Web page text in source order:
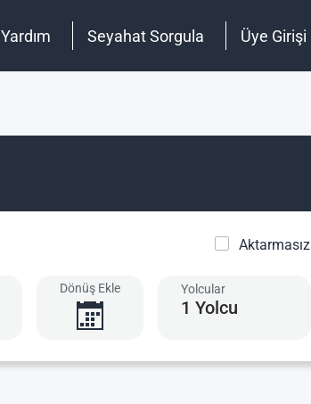
Yardım Seyahat Sorgula Üye Girişi
Aktarmasız
Dönüş Ekle Yolcular
1 Yolcu